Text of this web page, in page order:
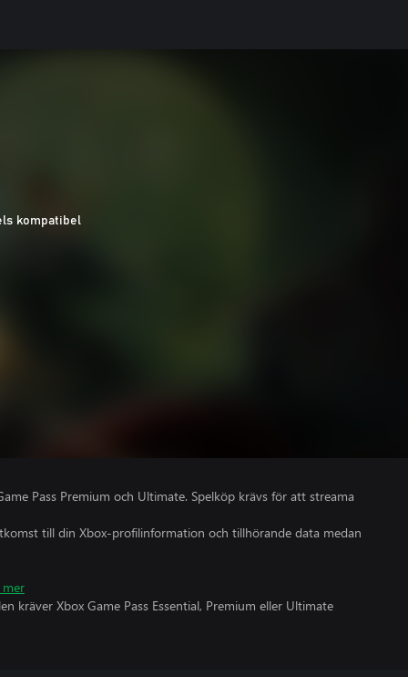
kompatibel
Pass Premium och Ultimate. Spelköp krävs för att streama
till din Xbox-profilinformation och tillhörande data medan
mer
kräver Xbox Game Pass Essential, Premium eller Ultimate